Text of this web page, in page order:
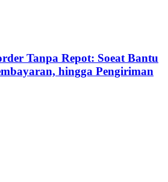
Tanpa Repot: Soeat Bantu
hingga Pengiriman